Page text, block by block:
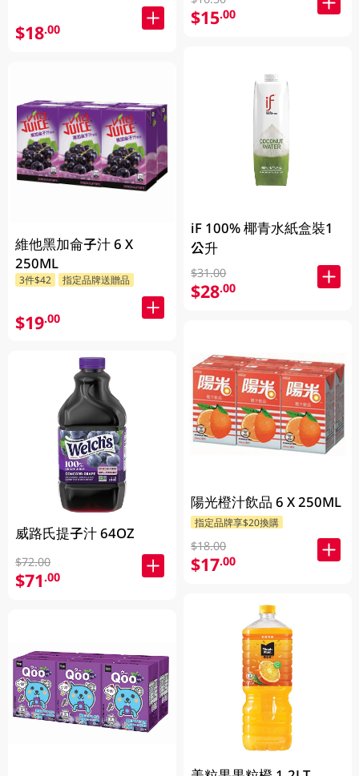
$18.00
維他黑加侖子汁 6 X
250ML
3件$42 指定品牌送贈品
$19.00
威路氏提子汁 64OZ
$72.00
$71.00
$15.00
iF 100% 椰青水紙盒裝1
公升
$31.00
$28.00
陽光橙汁飲品 6 X 250ML
指定品牌享$20換購
$18.00
$17.00